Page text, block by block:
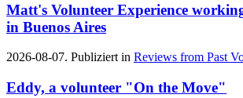
Matt's ‪‎Volunteer Experience‬
in ‪Buenos Aires‬
2026-08-07. Publiziert in Reviews from Past
Eddy, a volunteer "On the Move"